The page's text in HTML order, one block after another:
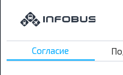
дешевле?
Не пропусти
Согласие